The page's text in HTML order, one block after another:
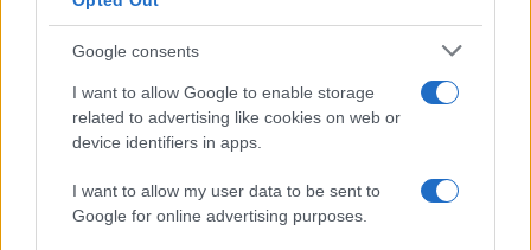
Google consents
I want to allow Google to enable storage
related to advertising like cookies on web or
device identifiers in apps.
I want to allow my user data to be sent to
Google for online advertising purposes.
reazione israeliana,
Hetzbollah sui movimenti delle truppe
che
avanzano in Libano alla ricerca di armi e dei
lanciatori di missili che da più di un anno
tormentano le città del nord Israele.
portavoce dell’UNIFIL ha dichiarato al
la stampa
che la forza multinazionale ha
respinto la richiesta